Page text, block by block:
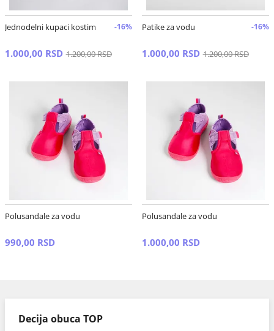
Jednodelni kupaci kostim -16%
1.000,00 RSD 1.200,00 RSD
Patike za vodu -16%
1.000,00 RSD 1.200,00 RSD
Polusandale za vodu
990,00 RSD
Polusandale za vodu
1.000,00 RSD
Decija obuca TOP